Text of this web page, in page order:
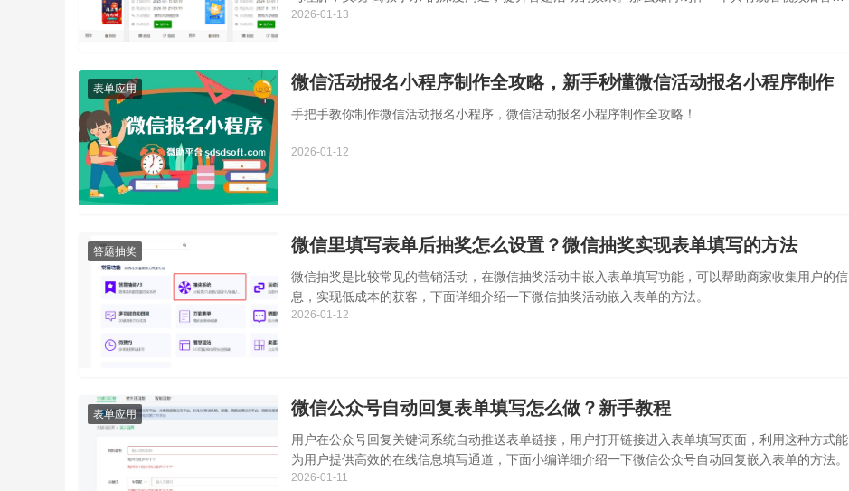
抽奖的小程序呢？不会编
2026-01-13
表单应用 微信活动报名小程序制作全攻略，新手秒懂微信活动报名小程序制作
手把手教你制作微信活动报名小程序，微信活动报名小程序制作全攻略！
2026-01-12
答题抽奖 微信里填写表单后抽奖怎么设置？微信抽奖实现表单填写的方法
微信抽奖是比较常见的营销活动，在微信抽奖活动中嵌入表单填写功能，可以帮助商家收集用户的信
息，实现低成本的获客，下面详细介绍一下微信抽奖活动嵌入表单的方法。
2026-01-12
表单应用 微信公众号自动回复表单填写怎么做？新手教程
用户在公众号回复关键词系统自动推送表单链接，用户打开链接进入表单填写页面，利用这种方式能
为用户提供高效的在线信息填写通道，下面小编详细介绍一下微信公众号自动回复嵌入表单的方法。
2026-01-11